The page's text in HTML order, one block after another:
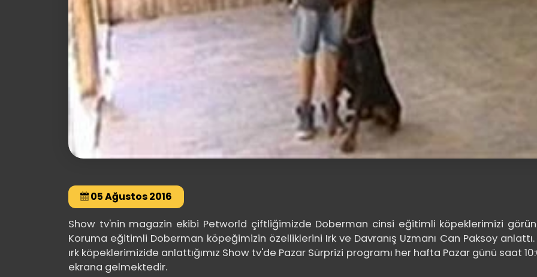
05 Ağustos 2016
Show tv'nin magazin ekibi Petworld çiftliğimizde Doberman cinsi eğitimli köpeklerimizi
Koruma eğitimli Doberman köpeğimizin özelliklerini Irk ve Davranış Uzmanı Can Paksoy anlattı.
ırk köpeklerimizide anlattığımız Show tv'de Pazar Sürprizi programı her hafta Pazar günü saat
ekrana gelmektedir.